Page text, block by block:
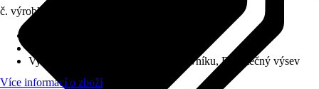
č. výrobku
Využití
Nové založení, Založení trávníku, Dodatečný výsev
Více informací o zboží